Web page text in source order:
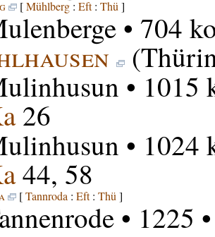
[Mühlberg: Eft: Thü ]
• 704
• 1015
26
• 1024
44, 58
[Tannroda : Eft: Thü ]
• 1225